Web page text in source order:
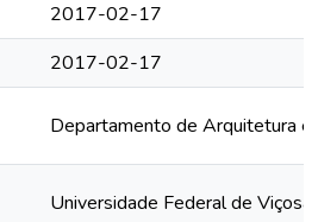
2017-02-17
2017-02-17
Departamento de Arquitetura e
Universidade Federal de Viçosa